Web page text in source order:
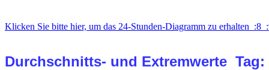
Klicken Sie bitte hier, um das 24-Stunden-Diagramm zu erhalten  :8
Durchschnitts- und Extremwerte  Tag: